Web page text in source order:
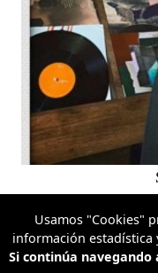
Dentro de la
reúne un conjunto
pensadas para una
Usamos "Cookies"
información
Si continúa navegando